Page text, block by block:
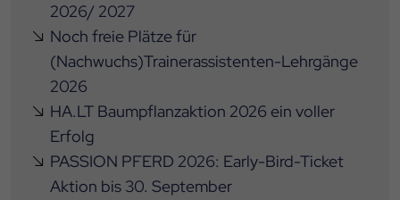
2026/ 2027
Noch freie Plätze für
(Nachwuchs)Trainerassistenten-Lehrgänge
2026
HA.LT Baumpflanzaktion 2026 ein voller
Erfolg
PASSION PFERD 2026: Early-Bird-Ticket
Aktion bis 30. September